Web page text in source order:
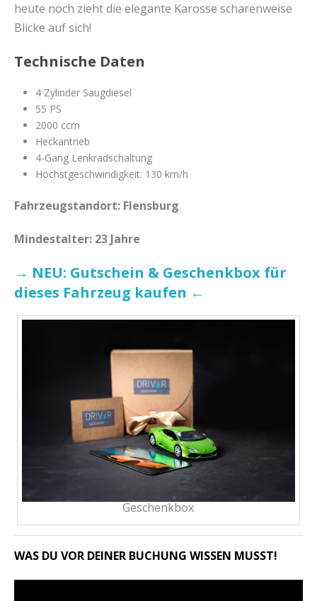
heute noch zieht die elegante Karosse scharenweise
Blicke auf sich!
Technische Daten
4 Zylinder Saugdiesel
55 PS
2000 ccm
Heckantrieb
4-Gang Lenkradschaltung
Höchstgeschwindigkeit: 130 km/h
Fahrzeugstandort: Flensburg
Mindestalter: 23 Jahre
→ NEU: Gutschein & Geschenkbox für
dieses Fahrzeug kaufen ←
Geschenkbox
WAS DU VOR DEINER BUCHUNG WISSEN MUSST!